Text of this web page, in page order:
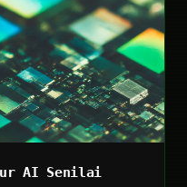
AI Senilai